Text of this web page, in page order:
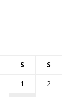
S S
1
2